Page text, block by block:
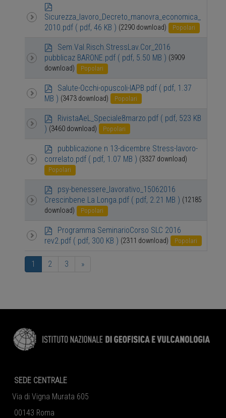
d
f
Sicurezza_lavoro_Decreto_manovra_economica_
2010.pdf ( pdf, 46 KB ) (2290 download) Popolari
d
f
Sem.Val.Risch.StressLav.Cor_2016
pubblicaz BARONE.pdf ( pdf, 5.50 MB ) (3909
download)
Popolari
d
Salute-Occhi-opuscoli-IAPB.pdf ( pdf, 1.37
MB ) (3473 download) Popolari
d
RivistaAeL_Speciale8marzo.pdf ( pdf, 523 KB
) (3460 download) Popolari
d
f
pubblicazione n 13-dicembre Stress-lavoro-
correlato.pdf ( pdf, 1.07 MB ) (3327 download)
Popolari
d
f
psy-benessere_lavorativo_15062016
Crescinbene La Longa.pdf ( pdf, 2.21 MB ) (12185
download)
Popolari
d
Programma SeminarioCorso SLC 2016
rev2.pdf ( pdf, 300 KB ) (2311 download) Popolari
1 2 3 »
SEDE CENTRALE
Via di Vigna Murata 605
00143 Roma